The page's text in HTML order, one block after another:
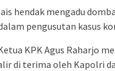
hendak mengadu
pengusutan kasus
KPK Agus Raharjo
di terima oleh Kapolri